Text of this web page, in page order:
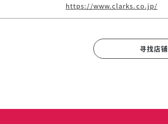
https://www.clarks.co.jp/
寻找店铺